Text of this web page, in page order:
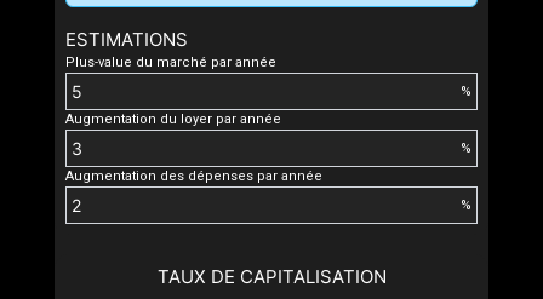
ESTIMATIONS
Plus-value du marché par année
%
Augmentation du loyer par année
%
Augmentation des dépenses par année
%
TAUX DE CAPITALISATION